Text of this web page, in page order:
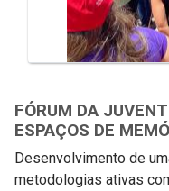
FÓRUM DA
ESPAÇOS DE
Desenvolvimento de
metodologias ativas